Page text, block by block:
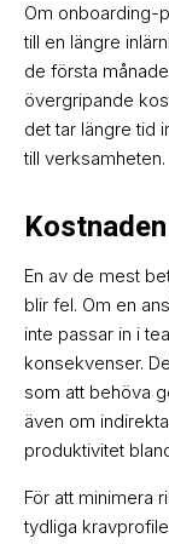
Om onboarding-
till en längre
de första
övergripande
det tar längre tid
till verksamheten.
En av de mest
blir fel. Om en
inte passar in i
konsekvenser.
som att behöva
även om
produktivitet
För att minimera
tydliga